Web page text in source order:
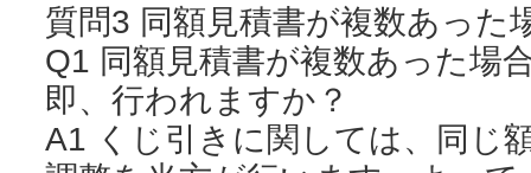
質問3 同額見積書が複数あった
Q1 同額見積書が複数あった場
即、行われますか？
A1 くじ引きに関しては、同じ